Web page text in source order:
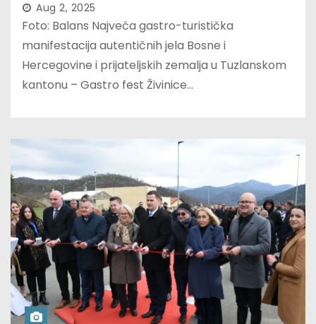
Aug 2, 2025
Foto: Balans Najveća gastro-turistička
manifestacija autentičnih jela Bosne i
Hercegovine i prijateljskih zemalja u Tuzlanskom
kantonu – Gastro fest Živinice…